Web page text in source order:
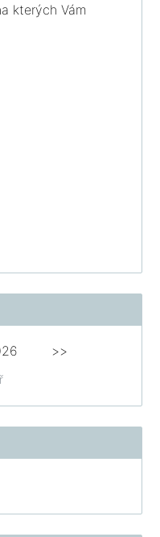
kterých Vám
>>